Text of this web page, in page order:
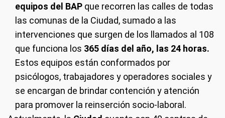
equipos del BAP que recorren las calles de todas
las comunas de la Ciudad, sumado a las
intervenciones que surgen de los llamados al 108
que funciona los 365 días del año, las 24 horas.
Estos equipos están conformados por
psicólogos, trabajadores y operadores sociales y
se encargan de brindar contención y atención
para promover la reinserción socio-laboral.